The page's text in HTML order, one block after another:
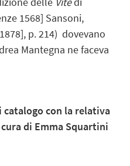
1568] Sansoni,
p. 214) dovevano
Mantegna ne faceva
catalogocon la relativa
di Emma Squartini